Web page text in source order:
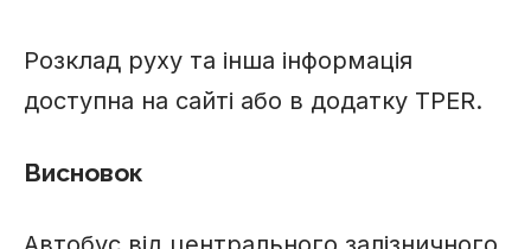
Розклад руху та інша інформація
доступна на сайті або в додатку TPER.
Висновок